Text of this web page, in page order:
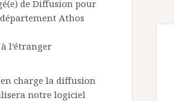
de Diffusion pour
Athos
l’étranger
charge la diffusion
notre logiciel